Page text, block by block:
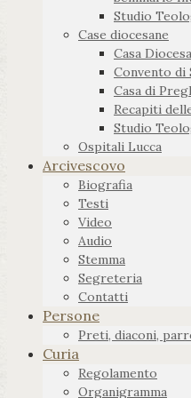
Studio
Case diocesane
Casa
Convento di
Casa di
Recapiti
Studio
Ospitali Lucca
Arcivescovo
Biografia
Testi
Video
Audio
Stemma
Segreteria
Contatti
Persone
Preti, diaconi,
Curia
Regolamento
Organigramma